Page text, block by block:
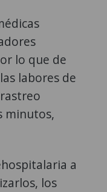
lo que de
labores de
minutos,
a
los